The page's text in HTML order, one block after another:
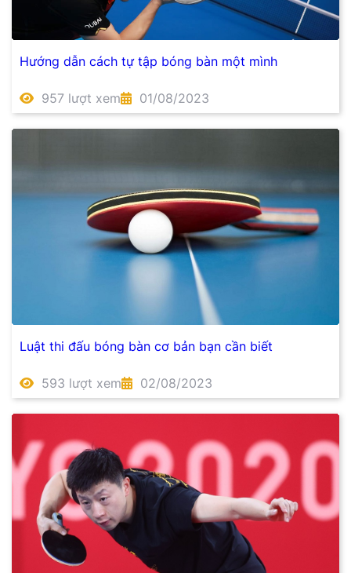
Hướng dẫn cách tự tập bóng bàn một mình
957 lượt xem 01/08/2023
Luật thi đấu bóng bàn cơ bản bạn cần biết
593 lượt xem 02/08/2023